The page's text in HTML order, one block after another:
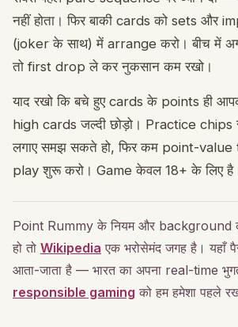
नहीं होता। फिर बाकी cards को sets और
(joker के साथ) में arrange करो। बीच में
तो first drop ले कर नुकसान कम रखो।
याद रखो कि बचे हुए cards के points ही
high cards जल्दी छोड़ो। Practice chips
लगाए समझ सकते हो, फिर कम point-
play शुरू करो। Game केवल 18+ के लिए
Point Rummy के नियम और background
हो तो Wikipedia एक भरोसेमंद जगह है। यहाँ
आता-जाता है — भारत का अपना real-time
responsible gaming को हम हमेशा पहले